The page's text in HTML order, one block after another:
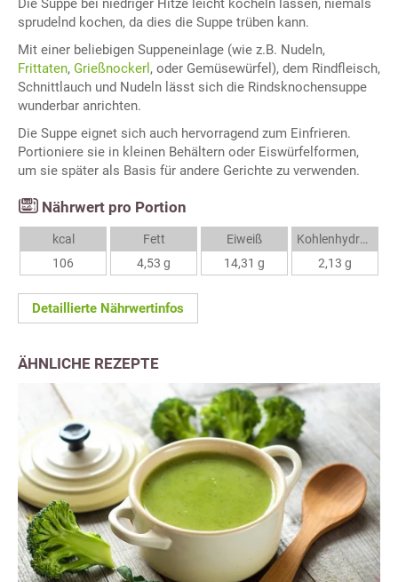
Die Suppe bei niedriger Hitze leicht köcheln lassen, niemals
sprudelnd kochen, da dies die Suppe trüben kann.
Mit einer beliebigen Suppeneinlage (wie z.B. Nudeln,
Frittaten, Grießnockerl , oder Gemüsewürfel), dem Rindfleisch,
Schnittlauch und Nudeln lässt sich die Rindsknochensuppe
wunderbar anrichten.
Die Suppe eignet sich auch hervorragend zum Einfrieren.
Portioniere sie in kleinen Behältern oder Eiswürfelformen,
um sie später als Basis für andere Gerichte zu verwenden.
Nährwert pro Portion
kcal
106
Fett
4,53 g
Eiweiß
14,31 g
Kohlenhydrate
2,13 g
Detaillierte Nährwertinfos
ÄHNLICHE REZEPTE